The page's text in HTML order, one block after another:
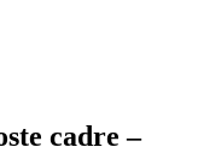
cadre –